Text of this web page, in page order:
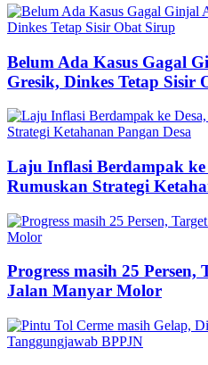
Belum Ada Kasus Gagal
Gresik, Dinkes Tetap Sisir
Laju Inflasi Berdampak ke
Rumuskan Strategi
Progress masih 25
Jalan Manyar Molor